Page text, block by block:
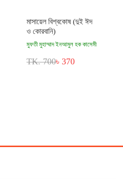
মাসায়েল বিশ্বকোষ (দুই ঈদ
ও কোরবানি)
মুফতী মুহাম্মাদ ইনআমুল হক কাসেমী
TK. 700৳ 370